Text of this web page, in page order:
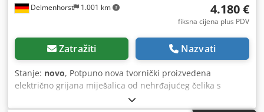
Delmenhorst 1.001 km 4.180 €
fiksna cijena plus PDV
Zatražiti Nazvati
Stanje: novo, Potpuno nova tvornički proizvedena
električno grijana miješalica od nehrđajućeg čelika s
izolacijom i propelerskim miješalom, uključujući upute za